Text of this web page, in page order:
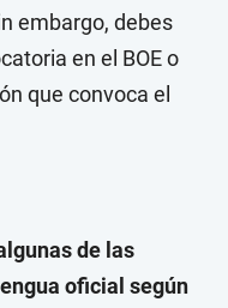
embargo, debes
en el BOE o
que convoca el
de las
oficial según